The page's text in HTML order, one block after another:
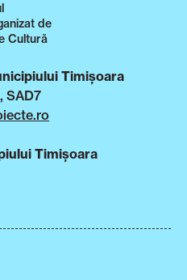
de
Cultură
Timișoara
SAD7
Timișoara